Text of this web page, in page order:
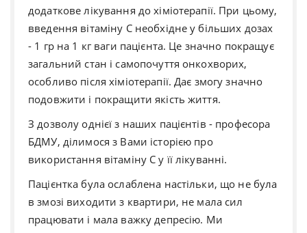
додаткове лікування до хіміотерапії. При цьому,
введення вітаміну С необхідне у більших дозах
- 1 гр на 1 кг ваги пацієнта. Це значно покращує
загальний стан і самопочуття онкохворих,
особливо після хіміотерапії. Дає змогу значно
подовжити і покращити якість життя.
З дозволу однієї з наших пацієнтів - професора
БДМУ, ділимося з Вами історією про
використання вітаміну С у її лікуванні.
Пацієнтка була ослаблена настільки, що не була
в змозі виходити з квартири, не мала сил
працювати і мала важку депресію. Ми